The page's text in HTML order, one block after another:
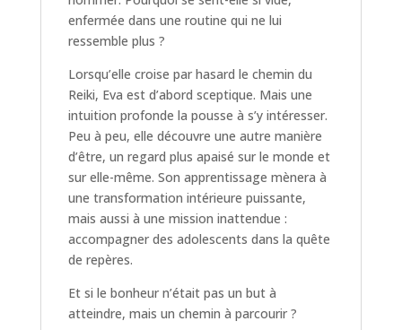
enfermée dans une routine qui ne lui
ressemble plus ?
Lorsqu’elle croise par hasard le chemin du
Reiki, Eva est d’abord sceptique. Mais une
intuition profonde la pousse à s’y intéresser.
Peu à peu, elle découvre une autre manière
d’être, un regard plus apaisé sur le monde et
sur elle-même. Son apprentissage mènera à
une transformation intérieure puissante,
mais aussi à une mission inattendue :
accompagner des adolescents dans la quête
de repères.
Et si le bonheur n’était pas un but à
atteindre, mais un chemin à parcourir ?